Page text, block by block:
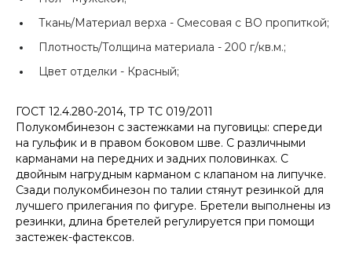
Ткань/Материал верха - Смесовая с ВО пропиткой;
Плотность/Толщина материала - 200 г/кв.м.;
Цвет отделки - Красный;
ГОСТ 12.4.280-2014, ТР ТС 019/2011
Полукомбинезон с застежками на пуговицы: спереди
на гульфик и в правом боковом шве. С различными
карманами на передних и задних половинках. С
двойным нагрудным карманом с клапаном на липучке.
Сзади полукомбинезон по талии стянут резинкой для
лучшего прилегания по фигуре. Бретели выполнены из
резинки, длина бретелей регулируется при помощи
застежек-фастексов.